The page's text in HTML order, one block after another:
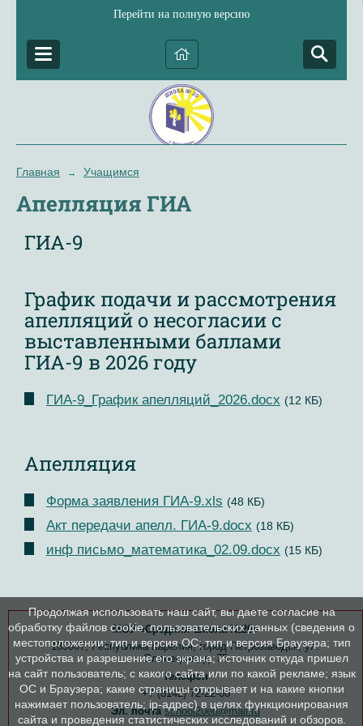
Перейти на полную версию
Главная → Учащимся
Апелляция ГИА
ГИА-9
График подачи и рассмотрения
апелляций о несогласии с
выставленными баллами
ГИА-9 в 2026 году
ГИА-9_График апелляций_2026.docx (12 КБ)
Апелляция
Форма заявления ГИА-9.xls (48 КБ)
Акт передачи апелл. ГИА-9.docx (18 КБ)
инф письмо_математика_02.09.docx (15 КБ)
МОУ «Средняя школа №20»
185007, Республика Карелия, город Петрозаводск, ул.
Олонецкая, д. 75
Телефон
+7 (8142) 72-22-00
Эл. почта school20ed@mail.ru
Продолжая использовать наш сайт, вы даете согласие на
обработку файлов cookie, пользовательских данных (сведения о
местоположении; тип и версия ОС; тип и версия Браузера; тип
устройства и разрешение его экрана; источник откуда пришел
на сайт пользователь; с какого сайта или по какой рекламе; язык
ОС и Браузера; какие страницы открывает и на какие кнопки
нажимает пользователь; ip-адрес) в целях функционирования
сайта и проведения статистических исследований и обзоров.